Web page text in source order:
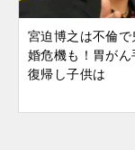
宮迫博之は不倫で
婚危機も！胃がん
復帰し子供は